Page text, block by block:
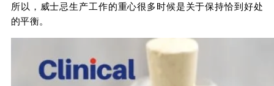
所以，威士忌生产工作的重心很多时候是关于保持恰到好处
的平衡。